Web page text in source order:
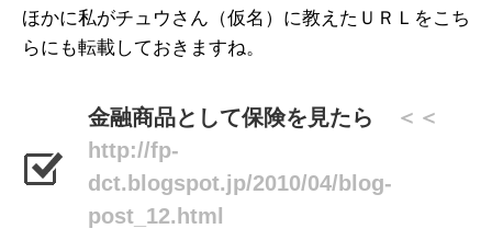
ほかに私がチュウさん（仮名）に教えたＵＲＬをこち
らにも転載しておきますね。
金融商品として保険を見たら ＜＜
http://fp-
dct.blogspot.jp/2010/04/blog-
post_12.html